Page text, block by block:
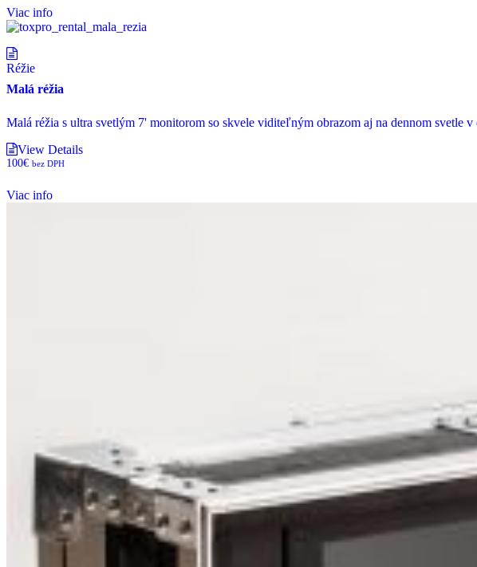
Viac info
Réžie
Malá réžia
Malá réžia s ultra svetlým 7' monitorom so skvele viditeľným obrazom aj na dennom svetle v
View Details
100€ bez DPH
Viac info